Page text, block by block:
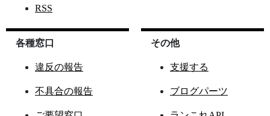
RSS
各種窓口
違反の報告
不具合の報告
その他
支援する
ブログパーツ